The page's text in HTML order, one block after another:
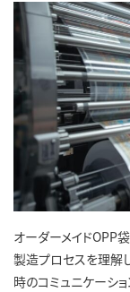
オーダーメイドOPP
製造プロセスを理解
時のコミュニケーシ